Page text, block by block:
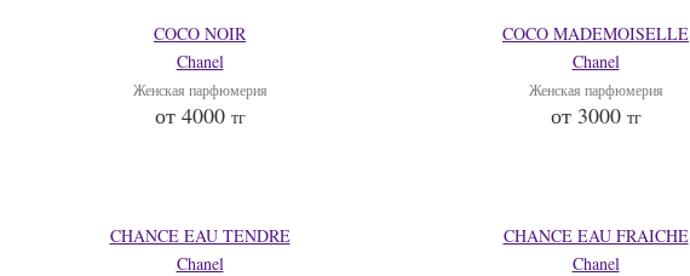
COCO NOIR
Chanel
Женская парфюмерия
от 4000 тг
COCO MADEMOISELLE
Chanel
Женская парфюмерия
от 3000 тг
CHANCE EAU TENDRE
Chanel
CHANCE EAU FRAICHE
Chanel